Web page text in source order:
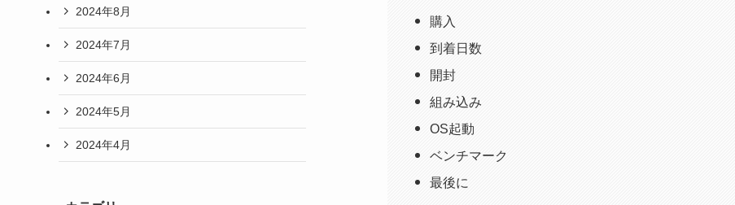
購入
到着日数
開封
組み込み
OS起動
ベンチマーク
最後に
2024年8月
2024年7月
2024年6月
2024年5月
2024年4月